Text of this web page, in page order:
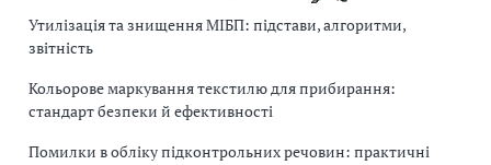
Утилізація та знищення МІБП: підстави, алгоритми,
звітність
Кольорове маркування текстилю для прибирання:
стандарт безпеки й ефективності
Помилки в обліку підконтрольних речовин: практичні